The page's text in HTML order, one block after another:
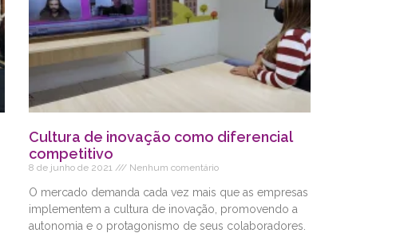
Cultura de inovação como diferencial
competitivo
8 de junho de 2021 Nenhum comentário
O mercado demanda cada vez mais que as empresas
implementem a cultura de inovação, promovendo a
autonomia e o protagonismo de seus colaboradores.